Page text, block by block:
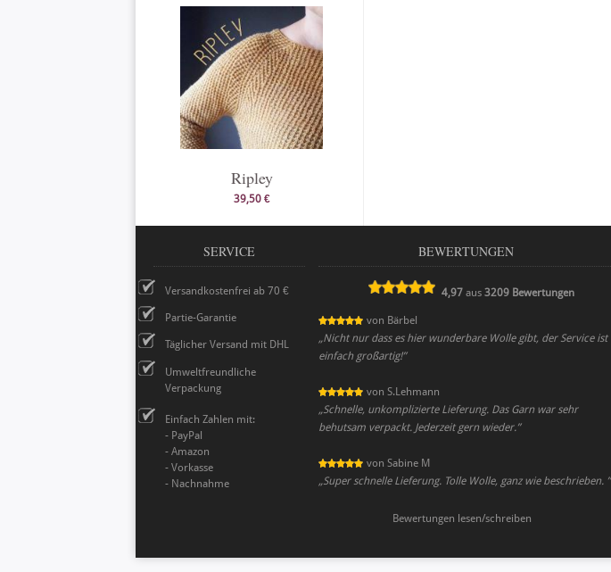
Ripley
39,50 €
SERVICE
Versandkostenfrei ab 70 €
Partie-Garantie
Täglicher Versand mit DHL
Umweltfreundliche
Verpackung
Einfach Zahlen mit:
- PayPal
- Amazon
- Vorkasse
- Nachnahme
BEWERTUNGEN
4,97 aus3209 Bewertungen
von Bärbel
„Nicht nur dass es hier wunderbare Wolle gibt, der Service ist
einfach großartig!”
von S.Lehmann
„Schnelle, unkomplizierte Lieferung. Das Garn war sehr
behutsam verpackt. Jederzeit gern wieder.”
von Sabine M
„Super schnelle Lieferung. Tolle Wolle, ganz wie beschrieben. ”
Bewertungen lesen/schreiben